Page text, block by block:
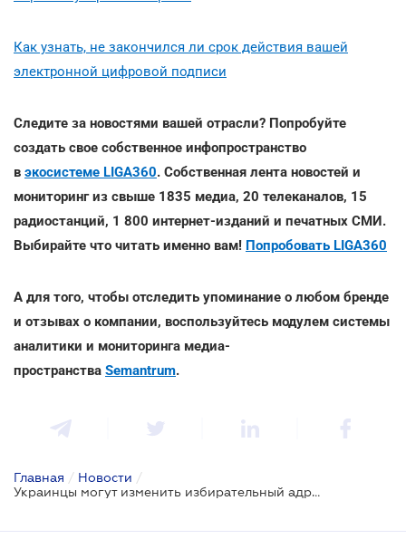
Как узнать, не закончился ли срок действия вашей
электронной цифровой подписи
Следите за новостями вашей отрасли? Попробуйте
создать свое собственное инфопространство
в экосистеме LIGA360. Собственная лента новостей и
мониторинг из свыше 1835 медиа, 20 телеканалов, 15
радиостанций, 1 800 интернет-изданий и печатных СМИ.
Выбирайте что читать именно вам! Попробовать LIGA360
А для того, чтобы отследить упоминание о любом бренде
и отзывах о компании, воспользуйтесь модулем системы
аналитики и мониторинга медиа-
пространства Semantrum.
Главная / Новости /
Украинцы могут изменить избирательный адрес онлайн